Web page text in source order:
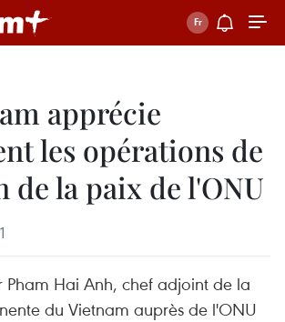
apprécie
les opérations de
de la paix de l'ONU
Pham Hai Anh, chef adjoint de la
du Vietnam auprès de l'ONU